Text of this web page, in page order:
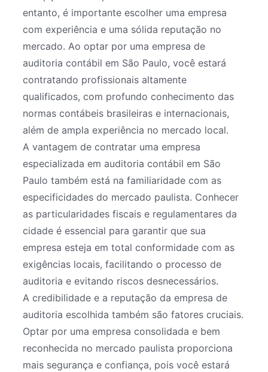
entanto, é importante escolher uma empresa
com experiência e uma sólida reputação no
mercado. Ao optar por uma empresa de
auditoria contábil em São Paulo, você estará
contratando profissionais altamente
qualificados, com profundo conhecimento das
normas contábeis brasileiras e internacionais,
além de ampla experiência no mercado local.
A vantagem de contratar uma empresa
especializada em auditoria contábil em São
Paulo também está na familiaridade com as
especificidades do mercado paulista. Conhecer
as particularidades fiscais e regulamentares da
cidade é essencial para garantir que sua
empresa esteja em total conformidade com as
exigências locais, facilitando o processo de
auditoria e evitando riscos desnecessários.
A credibilidade e a reputação da empresa de
auditoria escolhida também são fatores cruciais.
Optar por uma empresa consolidada e bem
reconhecida no mercado paulista proporciona
mais segurança e confiança, pois você estará